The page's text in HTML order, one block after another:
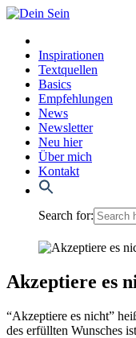
Inspirationen
Textquellen
Basics
Empfehlungen
News
Newsletter
Neu hier
Über mich
Kontakt
Search for:
Akzeptiere es
“Akzep­tie­re es nicht”
des erfüll­ten Wun­sches